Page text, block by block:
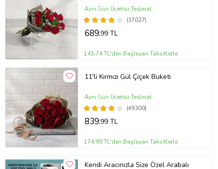
(37027)
Aynı Gün Ücretsiz Teslimat
689,99 TL
143,74 TL'den Başlayan Taksitlerle
11'li Kırmızı Gül Çiçek Buketi
(49300)
Aynı Gün Ücretsiz Teslimat
839,99 TL
174,99 TL'den Başlayan Taksitlerle
Kendi Aracınızla Size Özel Arabalı